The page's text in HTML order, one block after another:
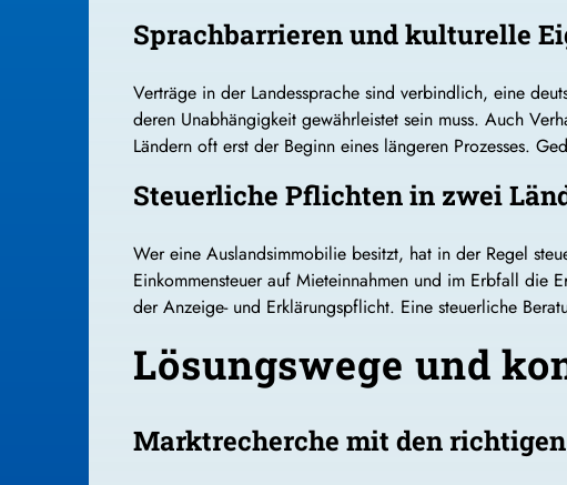
Sprachbarrieren und kulturelle
Verträge in der Landessprache sind verbindlich, eine
deren Unabhängigkeit gewährleistet sein muss. Auch
Ländern oft erst der Beginn eines längeren Prozesses.
Steuerliche Pflichten in zwei
Wer eine Auslandsimmobilie besitzt, hat in der Regel
Einkommensteuer auf Mieteinnahmen und im Erbfall die
der Anzeige- und Erklärungspflicht. Eine steuerliche
Lösungswege und
Marktrecherche mit den